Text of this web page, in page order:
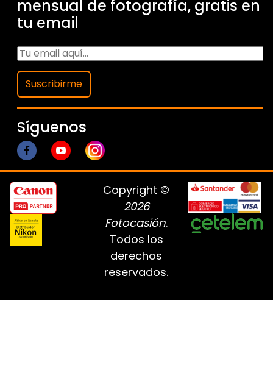
mensual de fotografía, gratis en
tu email
Suscribirme
Síguenos
Copyright ©
2026
Fotocasión.
Todos los
derechos
reservados.